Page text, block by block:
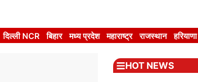
दिल्ली NCR बिहार मध्य प्रदेश महाराष्ट्र राजस्थान हरियाणा
HOT NEWS